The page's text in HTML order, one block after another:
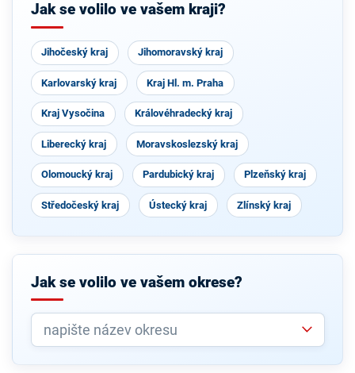
Jak se volilo ve vašem kraji?
Jihočeský kraj Jihomoravský kraj
Karlovarský kraj Kraj Hl. m. Praha
Kraj Vysočina Královéhradecký kraj
Liberecký kraj Moravskoslezský kraj
Olomoucký kraj Pardubický kraj Plzeňský kraj
Středočeský kraj Ústecký kraj Zlínský kraj
Jak se volilo ve vašem okrese?